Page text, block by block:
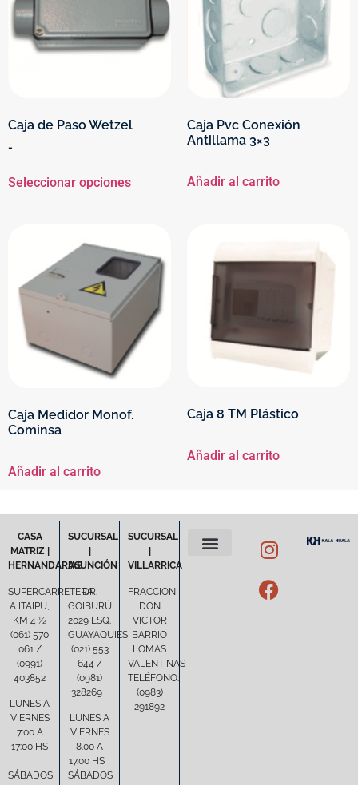
Caja de Paso Wetzel
-
Seleccionar opciones
Caja Pvc Conexión
Antillama 3×3
Añadir al carrito
Caja Medidor Monof.
Cominsa
Añadir al carrito
Caja 8 TM Plástico
Añadir al carrito
CASA
MATRIZ |
HERNANDARIAS
SUPERCARRETERA
A ITAIPU,
KM 4 ½
(061) 570
061 /
(0991)
403852
LUNES A
VIERNES
7:00 A
17:00 HS
SÁBADOS
SUCURSAL
ASUNCIÓN
DR.
GOIBURÚ
2029 ESQ.
GUAYAQUIES
(021) 553
644 /
(0981)
328269
LUNES A
VIERNES
8.00 A
17.00 HS
SÁBADOS
SUCURSAL
VILLARRICA
FRACCION
DON
VICTOR
BARRIO
LOMAS
VALENTINAS
TELÉFONO:
(0983)
291892